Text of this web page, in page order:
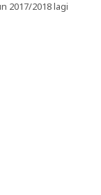
2017/2018 lagi